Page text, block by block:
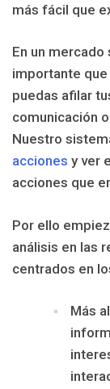
más fácil que
En un
importante
puedas afilar
comunicación
Nuestro
acciones y ver
acciones que
Por ello
análisis en las
centrados en
Más